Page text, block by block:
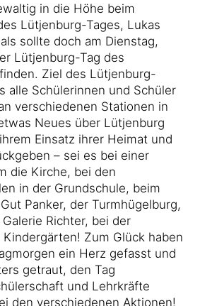
in die Höhe beim
Lütjenburg-Tages, Lukas
sollte doch am Dienstag,
Lütjenburg-Tag des
Ziel des Lütjenburg-
alle Schülerinnen und Schüler
verschiedenen Stationen in
Neues über Lütjenburg
Einsatz ihrer Heimat und
– sei es bei einer
die Kirche, bei den
in der Grundschule, beim
Panker, der Turmhügelburg,
Richter, bei der
Zum Glück haben
ein Herz gefasst und
getraut, den Tag
und Lehrkräfte
den verschiedenen Aktionen!